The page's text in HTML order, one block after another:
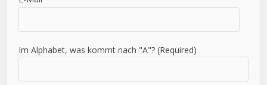
Im Alphabet, was kommt nach "A"? (Required)